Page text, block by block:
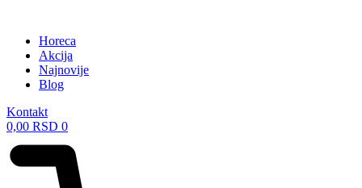
Horeca
Akcija
Najnovije
Blog
Kontakt
0,00 RSD 0